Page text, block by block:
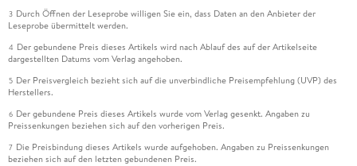
3 Durch Öffnen der Leseprobe willigen Sie ein, dass Daten an den Anbieter der
Leseprobe übermittelt werden.
4 Der gebundene Preis dieses Artikels wird nach Ablauf des auf der Artikelseite
dargestellten Datums vom Verlag angehoben.
5 Der Preisvergleich bezieht sich auf die unverbindliche Preisempfehlung (UVP) des
Herstellers.
6 Der gebundene Preis dieses Artikels wurde vom Verlag gesenkt. Angaben zu
Preissenkungen beziehen sich auf den vorherigen Preis.
7 Die Preisbindung dieses Artikels wurde aufgehoben. Angaben zu Preissenkungen
beziehen sich auf den letzten gebundenen Preis.